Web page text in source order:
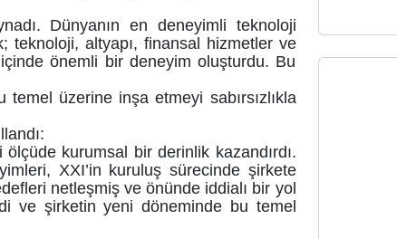
Dünyanın en deneyimli teknoloji
teknoloji, altyapı, finansal hizmetler ve
içinde önemli bir deneyim oluşturdu. Bu
üzerine inşa etmeyi sabırsızlıkla
ölçüde kurumsal bir derinlik kazandırdı.
XXI’in kuruluş sürecinde şirkete
netleşmiş ve önünde iddialı bir yol
ve şirketin yeni döneminde bu temel